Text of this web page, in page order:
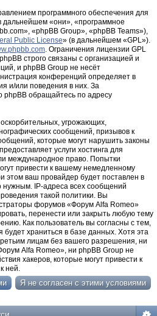
программного обеспечения для
дальнейшем «они», «программное
«phpBB Group», «phpBB Teams»),
Public License» (в дальнейшем «GPL»).
. Ограничения лицензии GPL
строго связаны с организацией и
и phpBB Group не несёт
конференций определяет в
и/или поведения в них. За
обращайтесь по адресу
угрожающих,
сообщений, призывов к
которые могут нарушить законы
услуги хостинга для
международное право. Попытки
привести к вашему немедленному
этом ваш провайдер будет поставлен в
нужным. IP-адреса всех сообщений
такой политики. Вы
форумов «Форум Alfa Romeo»
перенести или закрыть любую тему
Как пользователь вы согласны с тем,
храниться в базе данных. Хотя эта
лицам без вашего разрешения, ни
Alfa Romeo», ни phpBB Group не
хакеров, которые могут привести к
ней.